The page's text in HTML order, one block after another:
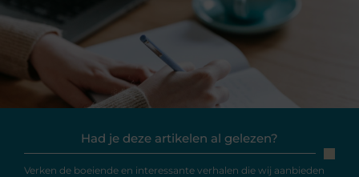
Had je deze artikelen al gelezen?
Verken de boeiende en interessante verhalen die wij aanbieden